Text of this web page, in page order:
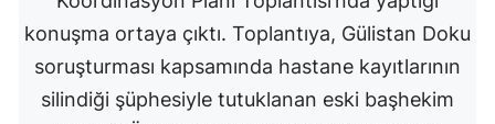
konuşma ortaya çıktı. Toplantıya, Gülistan Doku
soruşturması kapsamında hastane kayıtlarının
silindiği şüphesiyle tutuklanan eski başhekim